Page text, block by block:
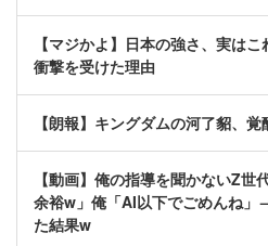
【マジかよ】日本の強さ、実は
衝撃を受けた理由
【朗報】キングダムの河了貂、覚
【動画】俺の指導を聞かないZ世
余裕w」俺「AI以下でごめんね
た結果w